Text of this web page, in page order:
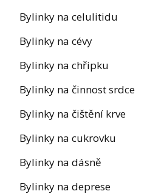
Bylinky na celulitidu
Bylinky na cévy
Bylinky na chřipku
Bylinky na činnost srdce
Bylinky na čištění krve
Bylinky na cukrovku
Bylinky na dásně
Bylinky na deprese